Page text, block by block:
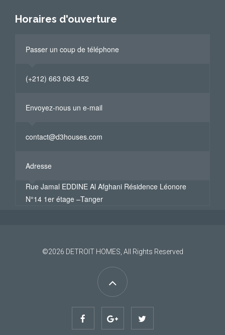
Horaires d'ouverture
Passer un coup de téléphone
(+212) 663 063 452
Envoyez-nous un e-mail
contact@d3houses.com
Adresse
Rue Jamal EDDINE Al Afghani Résidence Léonore
N°14 1er étage –Tanger
©2026 DETROIT HOMES , All Rights Reserved